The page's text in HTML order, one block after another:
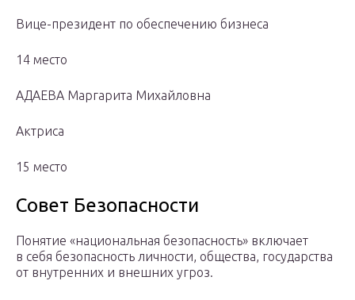
Вице-президент по обеспечению бизнеса
14 место
АДАЕВА Маргарита Михайловна
Актриса
15 место
Совет Безопасности
Понятие «национальная безопасность» включает
в себя безопасность личности, общества, государства
от внутренних и внешних угроз.